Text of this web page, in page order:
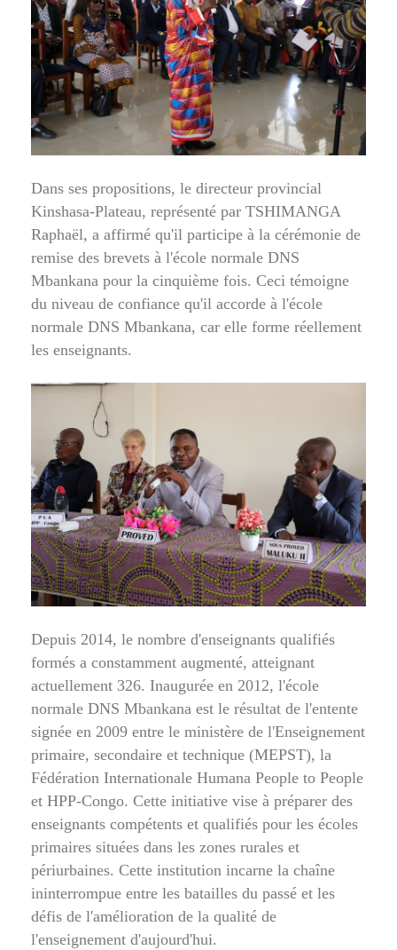
Dans ses propositions, le directeur provincial
Kinshasa-Plateau, représenté par TSHIMANGA
Raphaël, a affirmé qu'il participe à la cérémonie de
remise des brevets à l'école normale DNS
Mbankana pour la cinquième fois. Ceci témoigne
du niveau de confiance qu'il accorde à l'école
normale DNS Mbankana, car elle forme réellement
les enseignants.
Depuis 2014, le nombre d'enseignants qualifiés
formés a constamment augmenté, atteignant
actuellement 326. Inaugurée en 2012, l'école
normale DNS Mbankana est le résultat de l'entente
signée en 2009 entre le ministère de l'Enseignement
primaire, secondaire et technique (MEPST), la
Fédération Internationale Humana People to People
et HPP-Congo. Cette initiative vise à préparer des
enseignants compétents et qualifiés pour les écoles
primaires situées dans les zones rurales et
périurbaines. Cette institution incarne la chaîne
ininterrompue entre les batailles du passé et les
défis de l'amélioration de la qualité de
l'enseignement d'aujourd'hui.